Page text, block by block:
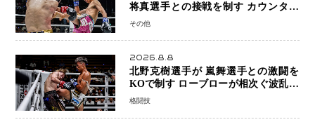
将真選手との接戦を制す カウンター
と正確な打撃で判定勝利
その他
2026.8.8
北野克樹選手が 嵐舞選手との激闘を
KOで制す ローブローが相次ぐ波乱の
展開…涙の勝利「生まれてくる娘のた
格闘技